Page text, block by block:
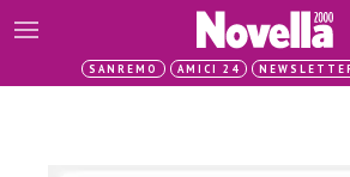
SANREMO AMICI 24